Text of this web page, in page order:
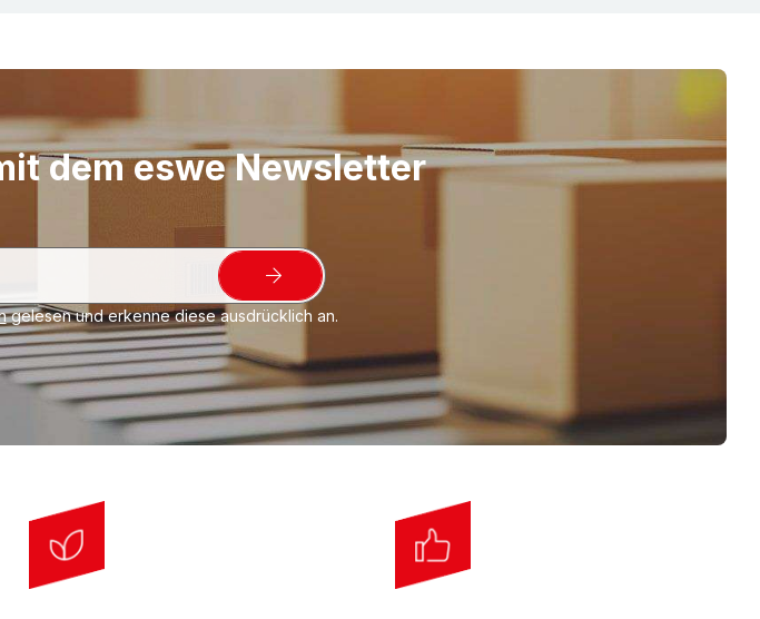
dem eswe Newsletter
gelesen und erkenne diese ausdrücklich an.